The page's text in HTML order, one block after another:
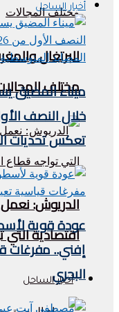
البرتغال
مختلف
الدريوش: نعمل
اقتصادية
أخبار الساحل
أخبار الساحل
ميناء المضيق
تعكس تحديات
عودة قوية
إفني.. مفرغات
البحري